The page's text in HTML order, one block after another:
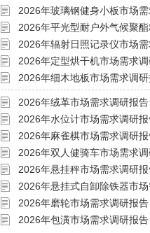
2026年玻璃钢健身小板市场
2026年平光型耐户外气候聚
2026年辐射日照记录仪市场
2026年定型烘干机市场需求
2026年细木地板市场需求调
2026年绒革市场需求调研报告
2026年水位计市场需求调研
2026年麻雀棋市场需求调研
2026年双人健骑车市场需求
2026年悬挂秤市场需求调研
2026年悬挂式自卸除铁器市
2026年磨轮市场需求调研报告
2026年包潢市场需求调研报告